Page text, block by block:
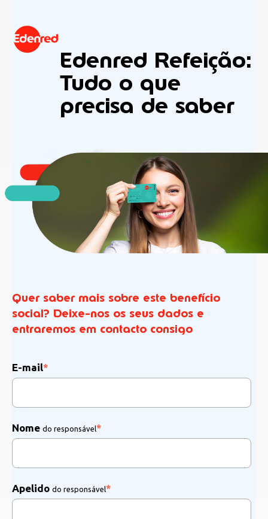
Edenred Refeição:
Tudo o que
precisa de saber
Quer saber mais sobre este benefício
social? Deixe-nos os seus dados e
entraremos em contacto consigo
E-mail*
Nome do responsável*
Apelido do responsável*